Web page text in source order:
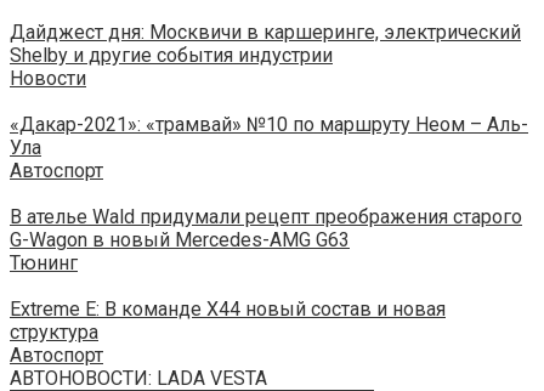
Дайджест дня: Москвичи в каршеринге, электрический
Shelby и другие события индустрии
Новости
«Дакар-2021»: «трамвай» №10 по маршруту Неом – Аль-
Ула
Автоспорт
В ателье Wald придумали рецепт преображения старого
G-Wagon в новый Mercedes-AMG G63
Тюнинг
Extreme E: В команде X44 новый состав и новая
структура
Автоспорт
АВТОНОВОСТИ: LADA VESTA